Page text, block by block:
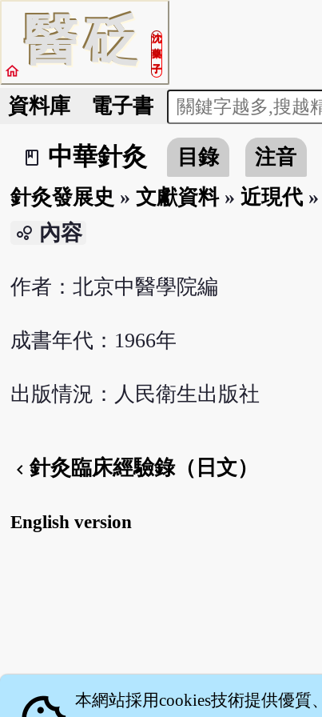
醫砭
沈
藥
子
home
資料庫 電子書
book_2
中華針灸 目錄 注音
針灸發展史 » 文獻資料» 近現代»
bubble_chart 內容
作者：北京中醫學院編
成書年代：1966年
出版情況：人民衛生出版社
chevron_left 針灸臨床經驗錄（日文）
English version
本網站採用cookies技術提供優質